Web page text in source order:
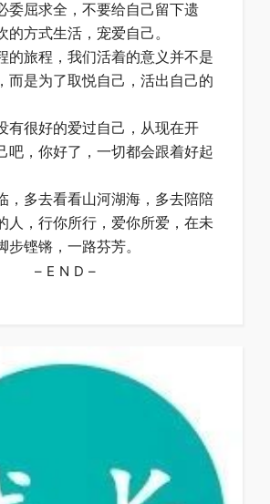
委屈求全，不要给自己留下遗
的方式生活，宠爱自己。
的旅程，我们活着的意义并不是
而是为了取悦自己，活出自己的
有很好的爱过自己，从现在开
吧，你好了，一切都会跟着好起
，多去看看山河湖海，多去陪陪
人，行你所行，爱你所爱，在未
步铿锵，一路芬芳。
– E N D –